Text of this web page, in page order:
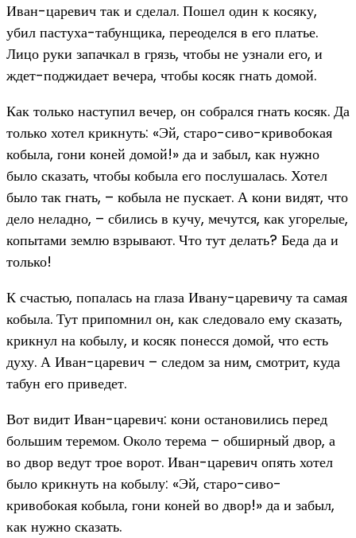
Иван-царевич так и сделал. Пошел один к косяку,
убил пастуха-табунщика, переоделся в его платье.
Лицо руки запачкал в грязь, чтобы не узнали его, и
ждет-поджидает вечера, чтобы косяк гнать домой.
Как только наступил вечер, он собрался гнать косяк. Да
только хотел крикнуть: «Эй, старо-сиво-кривобокая
кобыла, гони коней домой!» да и забыл, как нужно
было сказать, чтобы кобыла его послушалась. Хотел
было так гнать, – кобыла не пускает. А кони видят, что
дело неладно, – сбились в кучу, мечутся, как угорелые,
копытами землю взрывают. Что тут делать? Беда да и
только!
К счастью, попалась на глаза Ивану-царевичу та самая
кобыла. Тут припомнил он, как следовало ему сказать,
крикнул на кобылу, и косяк понесся домой, что есть
духу. А Иван-царевич – следом за ним, смотрит, куда
табун его приведет.
Вот видит Иван-царевич: кони остановились перед
большим теремом. Около терема – обширный двор, а
во двор ведут трое ворот. Иван-царевич опять хотел
было крикнуть на кобылу: «Эй, старо-сиво-
кривобокая кобыла, гони коней во двор!» да и забыл,
как нужно сказать.